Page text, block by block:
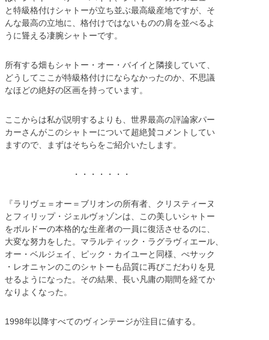
と特級格付けシャトーが立ち並ぶ最高級産地ですが、そ
んな最高の立地に、格付けではないものの肩を並べるよ
うに聳える凄腕シャトーです。
所有する畑もシャトー・オー・バイイと隣接していて、
どうしてここが特級格付けにならなかったのか、不思議
なほどの絶好の区画を持っています。
ここからは私が説明するよりも、世界最高の評論家パー
カーさんがこのシャトーについて超絶賛コメントしてい
ますので、まずはそちらをご紹介いたします。
・・・・・・・
『ラリヴェ＝オー＝ブリオンの所有者、クリスティーヌ
とフィリップ・ジェルヴォゾンは、この美しいシャトー
をボルドーの本格的な生産者の一員に復活させるのに、
大変な努力をした。マラルティック・ラグラヴィエール、
オー・ベルジェイ、ピック・カイユーと同様、ぺサック
・レオニャンのこのシャトーも品質に再びこだわりを見
せるようになった。その結果、長い凡庸の期間を経てか
なりよくなった。
1998年以降すべてのヴィンテージが注目に値する。